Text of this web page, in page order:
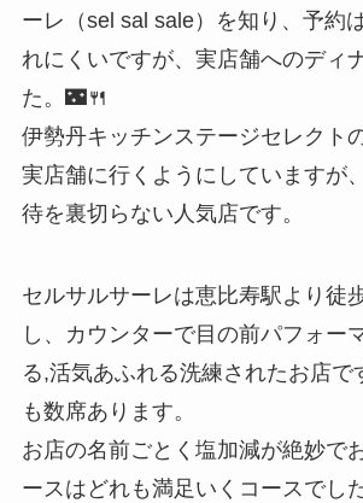
ーレ（sel sal sale）を知り、予約
れにくいですが、実店舗へのディ
た。🌃🍴
伊勢丹キッチンステージセレクト
実店舗に行くようにしていますが
待を裏切らない人気店です。
セルサルサーレは恵比寿駅より徒
し、カウンターで目の前パフォー
る,活気あふれる洗練されたお店で
も数席あります。
お店の名前ごとく塩加減が絶妙で
ースはどれも満足いくコースでし